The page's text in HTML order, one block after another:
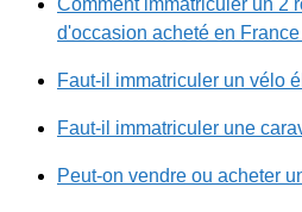
Comment immatriculer un 2
d'occasion acheté en
Faut-il immatriculer un vélo
Faut-il immatriculer une
Peut-on vendre ou acheter